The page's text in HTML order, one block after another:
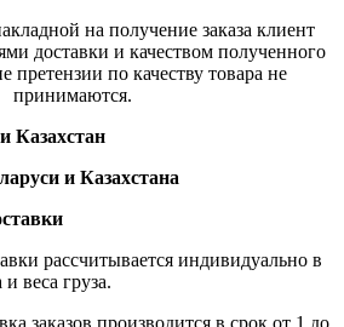
на получение заказа клиент
доставки и качеством полученного
претензии по качеству товара не
принимаются.
Казахстан
и Казахстана
рассчитывается индивидуально в
веса груза.
заказов производится в срок от 1 до